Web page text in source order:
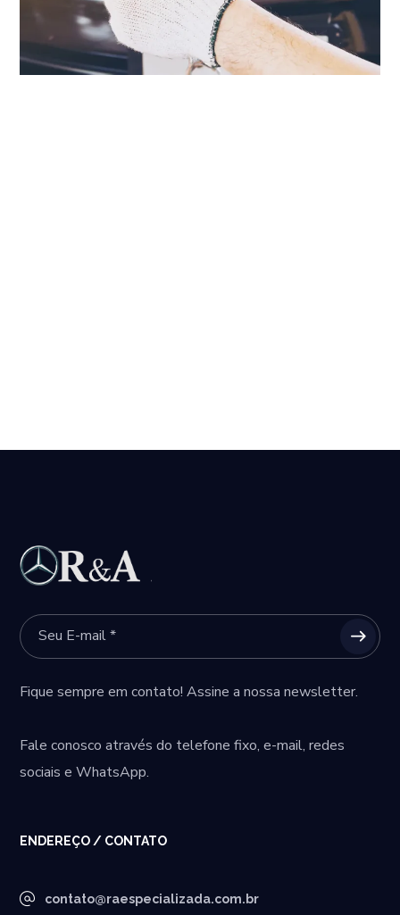
Fique sempre em contato! Assine a nossa newsletter.
Fale conosco através do telefone fixo, e-mail, redes
sociais e WhatsApp.
ENDEREÇO / CONTATO
contato@raespecializada.com.br